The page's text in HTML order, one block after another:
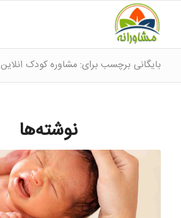
بایگانی برچسب برای: مشاوره کودک انلاین
نوشته‌ها